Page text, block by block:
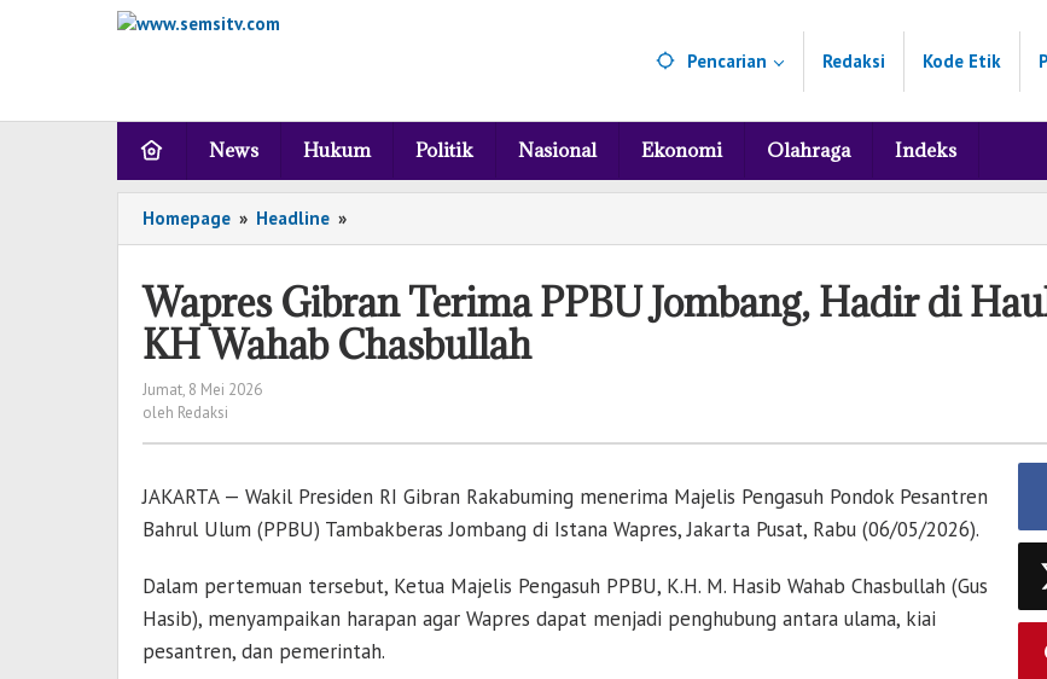
Pencarian Redaksi Kode Etik
News Hukum Politik Nasional Ekonomi Olahraga Indeks
Homepage » Headline »
Gibran
PPBU
Jombang,
Hadir
Chasbullah
Wapres Gibran Terima PPBU Jombang, Hadir di
KH Wahab Chasbullah
Jumat, 8 Mei 2026
oleh Redaksi
JAKARTA — Wakil Presiden RI Gibran Rakabuming menerima Majelis Pengasuh Pondok Pesantren
Bahrul Ulum (PPBU) Tambakberas Jombang di Istana Wapres, Jakarta Pusat, Rabu (06/05/2026).
Dalam pertemuan tersebut, Ketua Majelis Pengasuh PPBU, K.H. M. Hasib Wahab Chasbullah (Gus
Hasib), menyampaikan harapan agar Wapres dapat menjadi penghubung antara ulama, kiai
pesantren, dan pemerintah.